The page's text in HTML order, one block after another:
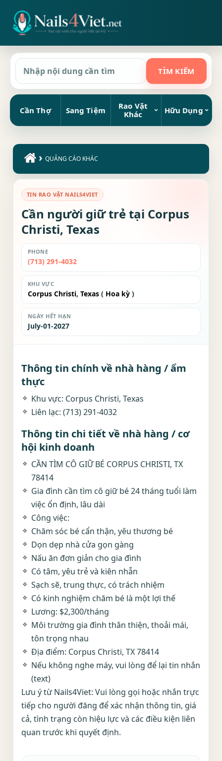
Cần Thợ Sang Tiệm
Rao Vặt
Khác
Hữu Dụng
› QUẢNG CÁO KHÁC
TIN RAO VẶT NAILS4VIET
Cần người giữ trẻ tại Corpus
Christi, Texas
PHONE
(713) 291-4032
KHU VỰC
Corpus Christi, Texas ( Hoa kỳ )
NGÀY HẾT HẠN
July-01-2027
Thông tin chính về nhà hàng / ẩm
thực
Khu vực: Corpus Christi, Texas
Liên lạc: (713) 291-4032
Thông tin chi tiết về nhà hàng / cơ
hội kinh doanh
CẦN TÌM CÔ GIỮ BÉ CORPUS CHRISTI, TX
78414
Gia đình cần tìm cô giữ bé 24 tháng tuổi làm
việc ổn định, lâu dài
Công việc:
Chăm sóc bé cẩn thận, yêu thương bé
Dọn dẹp nhà cửa gọn gàng
Nấu ăn đơn giản cho gia đình
Có tâm, yêu trẻ và kiên nhẫn
Sạch sẽ, trung thực, có trách nhiệm
Có kinh nghiệm chăm bé là một lợi thế
Lương: $2,300/tháng
Môi trường gia đình thân thiện, thoải mái,
tôn trọng nhau
Địa điểm: Corpus Christi, TX 78414
Nếu không nghe máy, vui lòng để lại tin nhắn
(text)
Lưu ý từ Nails4Viet: Vui lòng gọi hoặc nhắn trực
tiếp cho người đăng để xác nhận thông tin, giá
cả, tình trạng còn hiệu lực và các điều kiện liên
quan trước khi quyết định.